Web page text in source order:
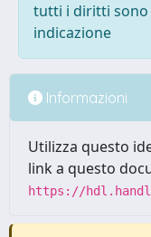
tutti i diritti sono
indicazione
Informazioni
Utilizza questo
link a questo
https://